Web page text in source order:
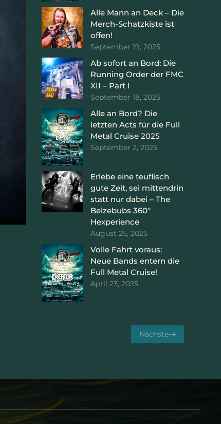
Alle Mann an Deck – Die
Merch-Schatzkiste ist
offen!
September 19, 2025
Ab sofort an Bord: Die
Running Order der FMC
XII – Part I
September 18, 2025
Alle an Bord? Die
letzten Acts für die Full
Metal Cruise 2025
September 2, 2025
Erlebe eine teuflisch
gute Zeit, sei mittendrin
statt nur dabei – The
Belzebubs 360°
Hexperience
August 25, 2025
Volle Fahrt voraus:
Neue Bands entern die
Full Metal Cruise!
April 23, 2025
Nächste